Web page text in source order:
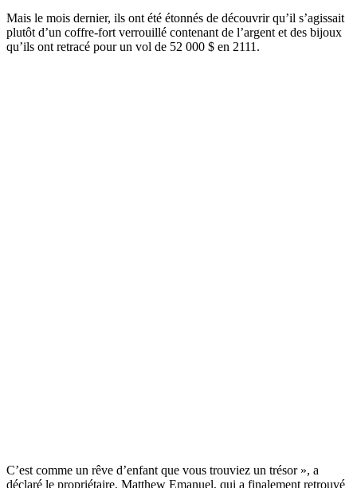
Mais le mois dernier, ils ont été étonnés de découvrir qu’il s’agissait
plutôt d’un coffre-fort verrouillé contenant de l’argent et des bijoux
qu’ils ont retracé pour un vol de 52 000 $ en 2111.
C’est comme un rêve d’enfant que vous trouviez un trésor », a
déclaré le propriétaire, Matthew Emanuel, qui a finalement retrouvé